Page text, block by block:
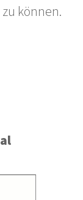
können.